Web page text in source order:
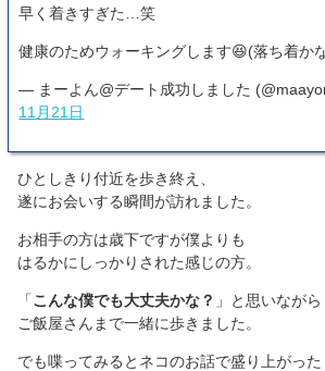
早く着きすぎた…笑
健康のためウォーキングします😆(落ち着か
— まーよん@デート成功しました
11月21日
ひとしきり付近を歩き終え、
遂にお会いする瞬間が訪れました。
お相手の方は歳下ですが僕よりも
はるかにしっかりされた感じの方。
「こんな僕でも大丈夫かな？ 」と思いながら
ご飯屋さんまで一緒に歩きました。
でも喋ってみるとネコのお話で盛り上がった